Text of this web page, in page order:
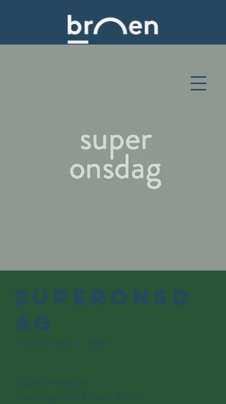
SuperOnsd
ag
ons. 29. sep.
  |
Vejle
SuperOnsdag er:
- meningsfuldt for alle aldre